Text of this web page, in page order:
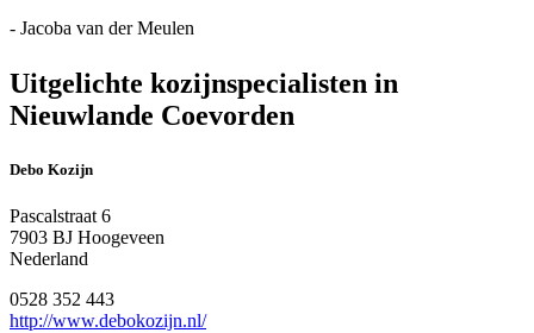
- Jacoba van der Meulen
Uitgelichte kozijnspecialisten in
Nieuwlande Coevorden
Debo Kozijn
Pascalstraat 6
7903 BJ Hoogeveen
Nederland
0528 352 443
http://www.debokozijn.nl/